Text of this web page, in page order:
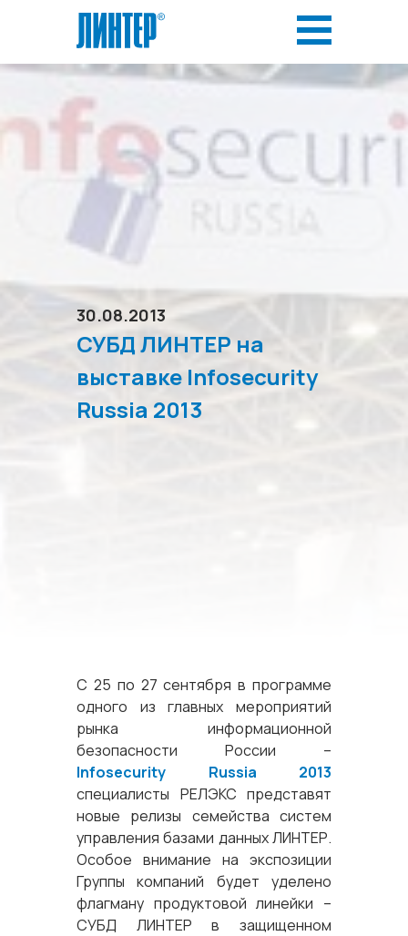
30.08.2013
СУБД ЛИНТЕР на
выставке Infosecurity
Russia 2013
С 25 по 27 сентября в программе
одного из главных мероприятий
рынка информационной
безопасности России –
Infosecurity Russia 2013
специалисты РЕЛЭКС представят
новые релизы семейства систем
управления базами данных ЛИНТЕР.
Особое внимание на экспозиции
Группы компаний будет уделено
флагману продуктовой линейки –
СУБД ЛИНТЕР в защищенном